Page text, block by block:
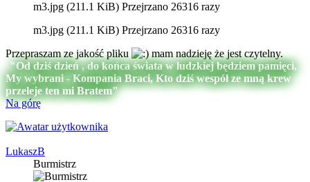
m3.jpg (211.1 KiB) Przejrzano 26316 razy
m3.jpg (211.1 KiB) Przejrzano 26316 razy
Przepraszam ze jakość pliku
mam nadzieję że jest czytelny.
"Od dziś dzień , do końca świata w ludzkiej będziem pamięci,
My wybrani - Kompania Braci, Kto dziś wespół ze mną krew
przeleje ten mi Bratem"
Na górę
LukaszB
Burmistrz